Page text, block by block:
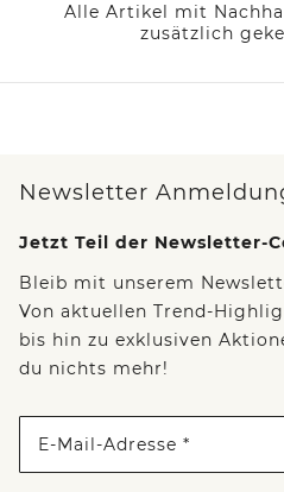
Alle Artikel mit
zusätzlich
Newsletter
Jetzt Teil der Newsletter-
Bleib mit unserem
Von aktuellen Trend-
bis hin zu exklusiven
du nichts mehr!
E-Mail-Adresse *